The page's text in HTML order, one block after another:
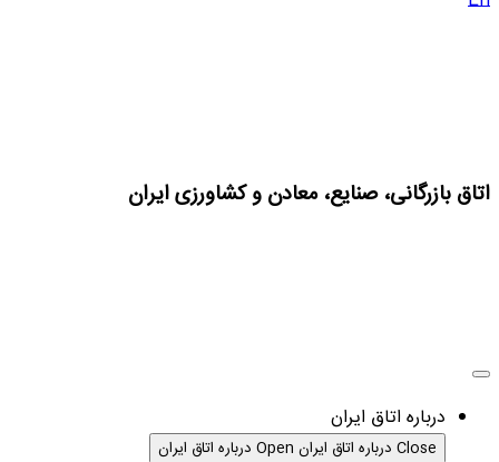
اتاق بازرگانی، صنایع، معادن و کشاورزی ایران
درباره اتاق ایران
Close درباره اتاق ایران Open درباره اتاق ایران